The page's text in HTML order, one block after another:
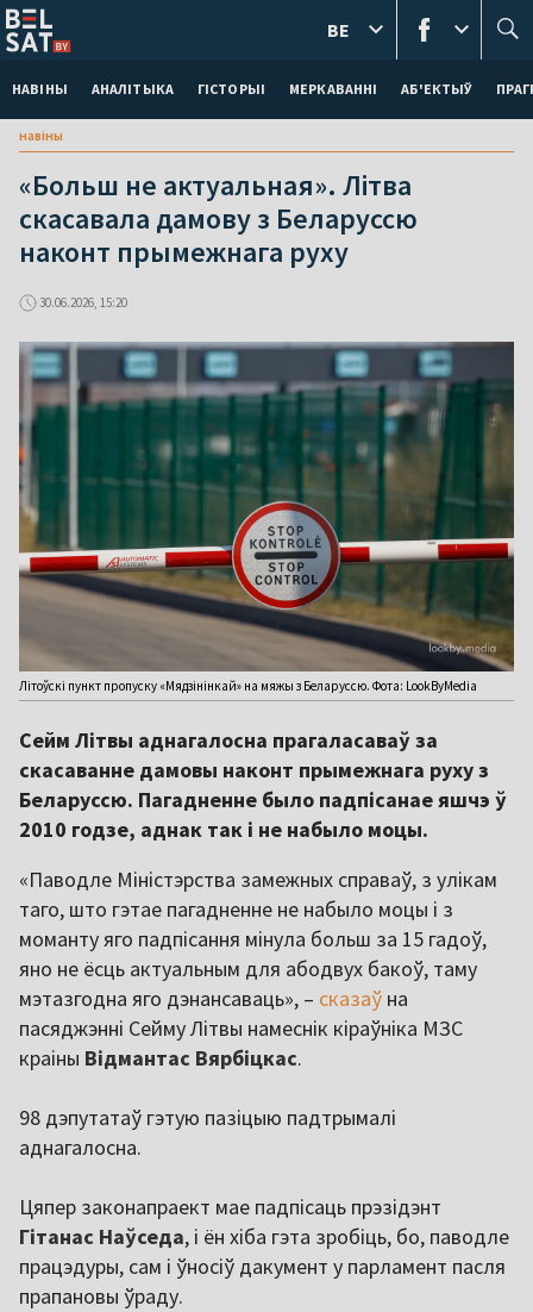
НАВІНЫ АНАЛІТЫКА ГІСТОРЫІ МЕРКАВАННI АБ'ЕКТЫЎ
BE
навіны
«Больш не актуальная». Літва
скасавала дамову з Беларуссю
наконт прымежнага руху
30.06.2026, 15:20
Літоўскі пункт пропуску «Мядзінінкай» на мяжы з Беларуссю. Фота: LookByMedia
Сейм Літвы аднагалосна прагаласаваў за
скасаванне дамовы наконт прымежнага руху з
Беларуссю. Пагадненне было падпісанае яшчэ ў
2010 годзе, аднак так і не набыло моцы.
«Паводле Міністэрства замежных справаў, з улікам
таго, што гэтае пагадненне не набыло моцы і з
моманту яго падпісання мінула больш за 15 гадоў,
яно не ёсць актуальным для абодвух бакоў, таму
мэтазгодна яго дэнансаваць», – сказаў на
пасяджэнні Сейму Літвы намеснік кіраўніка МЗС
краіны Відмантас Вярбіцкас.
98 дэпутатаў гэтую пазіцыю падтрымалі
аднагалосна.
Цяпер законапраект мае падпісаць прэзідэнт
Гітанас Наўседа, і ён хіба гэта зробіць, бо, паводле
працэдуры, сам і ўносіў дакумент у парламент пасля
прапановы ўраду.